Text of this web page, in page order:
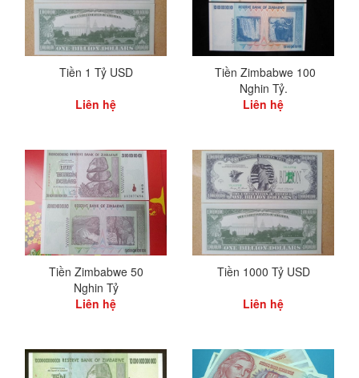
Tiền 1 Tỷ USD
Liên hệ
Tiền Zimbabwe 100
Nghin Tỷ.
Liên hệ
Tiền Zimbabwe 50
Nghin Tỷ
Liên hệ
Tiền 1000 Tỷ USD
Liên hệ